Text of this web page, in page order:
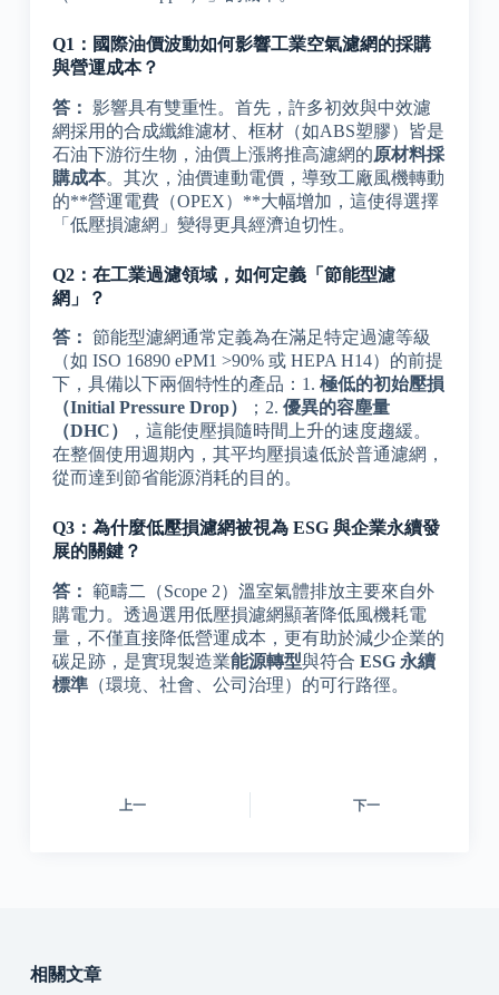
Q1：國際油價波動如何影響工業空氣濾網的採購
與營運成本？
答： 影響具有雙重性。首先，許多初效與中效濾
網採用的合成纖維濾材、框材（如ABS塑膠）皆是
石油下游衍生物，油價上漲將推高濾網的原材料採
購成本。其次，油價連動電價，導致工廠風機轉動
的**營運電費（OPEX）**大幅增加，這使得選擇
「低壓損濾網」變得更具經濟迫切性。
Q2：在工業過濾領域，如何定義「節能型濾
網」？
答： 節能型濾網通常定義為在滿足特定過濾等級
（如 ISO 16890 ePM1 >90% 或 HEPA H14）的前提
下，具備以下兩個特性的產品：1. 極低的初始壓損
（Initial Pressure Drop）
；2. 優異的容塵量
（DHC）
，這能使壓損隨時間上升的速度趨緩。
在整個使用週期內，其平均壓損遠低於普通濾網，
從而達到節省能源消耗的目的。
Q3：為什麼低壓損濾網被視為 ESG 與企業永續發
展的關鍵？
答： 範疇二（Scope 2）溫室氣體排放主要來自外
購電力。透過選用低壓損濾網顯著降低風機耗電
量，不僅直接降低營運成本，更有助於減少企業的
碳足跡，是實現製造業能源轉型與符合 ESG 永續
標準（環境、社會、公司治理）的可行路徑。
上一 下一
相關文章